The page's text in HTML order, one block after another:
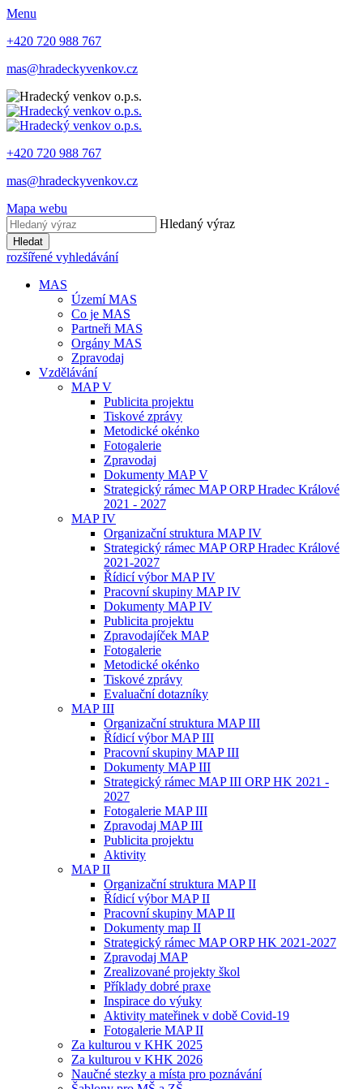
Menu
+420 720 988 767
mas@hradeckyvenkov.cz
+420 720 988 767
mas@hradeckyvenkov.cz
Mapa webu
Hledaný výraz
Hledat
rozšířené vyhledávání
MAS
Území MAS
Co je MAS
Partneři MAS
Orgány MAS
Zpravodaj
Vzdělávání
MAP V
Publicita projektu
Tiskové zprávy
Metodické okénko
Fotogalerie
Zpravodaj
Dokumenty MAP V
Strategický rámec MAP ORP Hradec Králové
2021 - 2027
MAP IV
Organizační struktura MAP IV
Strategický rámec MAP ORP Hradec Králové
2021-2027
Řídicí výbor MAP IV
Pracovní skupiny MAP IV
Dokumenty MAP IV
Publicita projektu
Zpravodajíček MAP
Fotogalerie
Metodické okénko
Tiskové zprávy
Evaluační dotazníky
MAP III
Organizační struktura MAP III
Řídicí výbor MAP III
Pracovní skupiny MAP III
Dokumenty MAP III
Strategický rámec MAP III ORP HK 2021 -
2027
Fotogalerie MAP III
Zpravodaj MAP III
Publicita projektu
Aktivity
MAP II
Organizační struktura MAP II
Řídicí výbor MAP II
Pracovní skupiny MAP II
Dokumenty map II
Strategický rámec MAP ORP HK 2021-2027
Zpravodaj MAP
Zrealizované projekty škol
Příklady dobré praxe
Inspirace do výuky
Aktivity mateřinek v době Covid-19
Fotogalerie MAP II
Za kulturou v KHK 2025
Za kulturou v KHK 2026
Naučné stezky a místa pro poznávání